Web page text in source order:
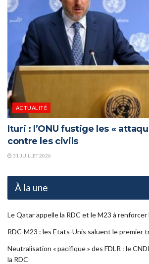
ACTUALITÉ
Ituri : l’ONU fustige les «
contre les civils
31 JUILLET 2026
À la une
Le Qatar appelle la RDC et le M23 à
RDC-M23 : les Etats-Unis saluent le premier
Neutralisation « pacifique » des FDLR : le
la RDC